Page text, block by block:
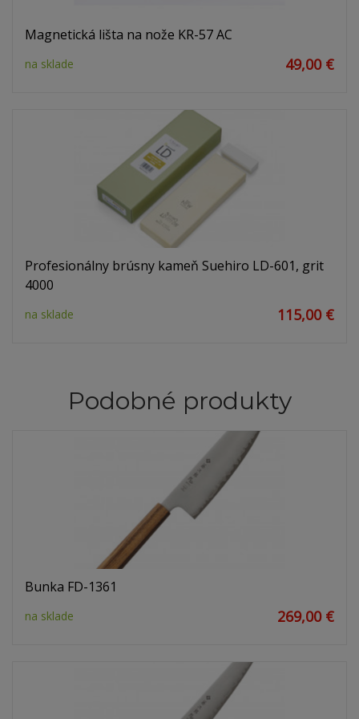
Magnetická lišta na nože KR-57 AC
na sklade 49,00 €
Profesionálny brúsny kameň Suehiro LD-601, grit
4000
na sklade 115,00 €
Podobné produkty
Bunka FD-1361
na sklade 269,00 €